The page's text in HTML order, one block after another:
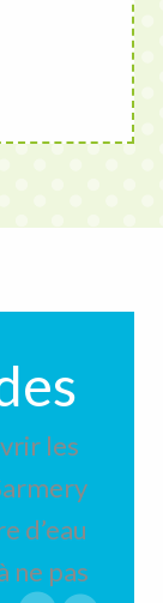
les
d’eau
ne pas